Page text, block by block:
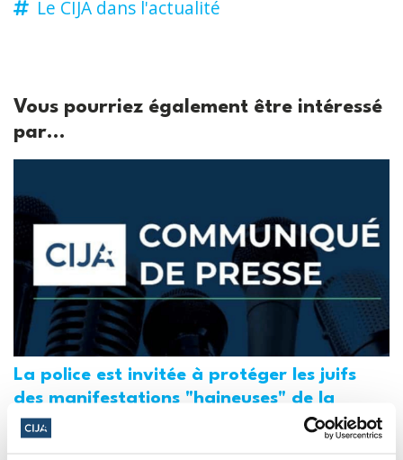
Le CIJA dans l'actualité
Vous pourriez également être intéressé
par...
La police est invitée à protéger les juifs
des manifestations "haineuses" de la
Journée Al-Qods au Canada (National